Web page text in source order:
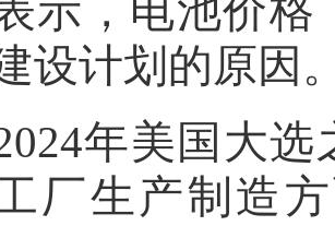
示，电池价格
设计划的原因
年美国大
厂生产制造